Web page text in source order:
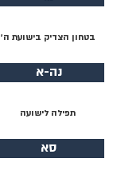
בטחון הצדיק בישועת ה׳
נה-א
תפילה לישועה
סא